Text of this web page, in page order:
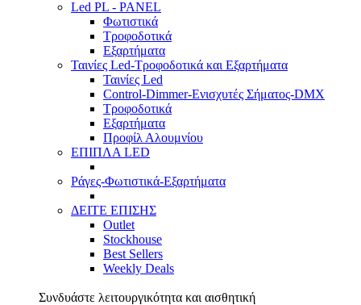
Led PL - PANEL
Φωτιστικά
Τροφοδοτικά
Εξαρτήματα
Ταινίες Led-Τροφοδοτικά και Εξαρτήματα
Ταινίες Led
Control-Dimmer-Ενισχυτές Σήματος-DMX
Τροφοδοτικά
Εξαρτήματα
Προφίλ Αλουμνίου
ΕΠΙΠΛΑ LED
Ράγες-Φωτιστικά-Εξαρτήματα
ΔΕΙΤΕ ΕΠΙΣΗΣ
Outlet
Stockhouse
Best Sellers
Weekly Deals
Συνδυάστε λειτουργικότητα και αισθητική